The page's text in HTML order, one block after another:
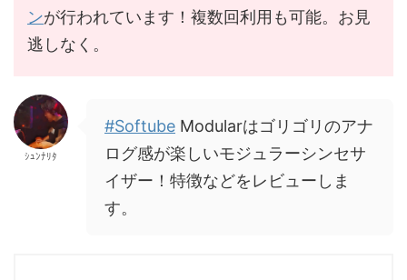
ンが行われています！複数回利用も可能。お見
逃しなく。
ｼｭﾝﾅﾘﾀ
#Softube Modularはゴリゴリのアナ
ログ感が楽しいモジュラーシンセサ
イザー！特徴などをレビューしま
す。